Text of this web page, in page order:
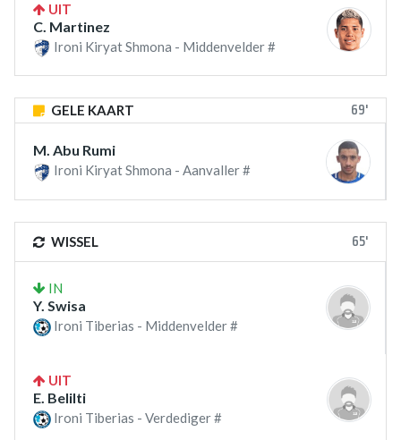
UIT
C. Martinez
Ironi Kiryat Shmona - Middenvelder #
GELE KAART 69'
M. Abu Rumi
Ironi Kiryat Shmona - Aanvaller #
WISSEL 65'
IN
Y. Swisa
Ironi Tiberias - Middenvelder #
UIT
E. Belilti
Ironi Tiberias - Verdediger #